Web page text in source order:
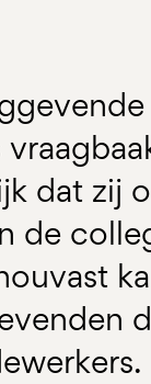
dat zij
de